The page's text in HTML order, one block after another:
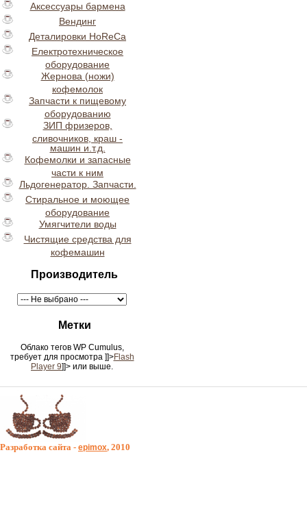
Аксессуары бармена
Вендинг
Деталировки HoReCa
Електротехническое
оборудование
Жернова (ножи)
кофемолок
Запчасти к пищевому
оборудованию
ЗИП фризеров,
сливочников, краш -
машин и.т.д.
Кофемолки и запасные
части к ним
Льдогенератор. Запчасти.
Стиральное и моющее
оборудование
Умягчители воды
Чистящие средства для
кофемашин
Производитель
Метки
Облако тегов WP Cumulus,
требует для просмотра ]]>Flash
Player 9]]> или выше.
Разработка сайта - epimox, 2010